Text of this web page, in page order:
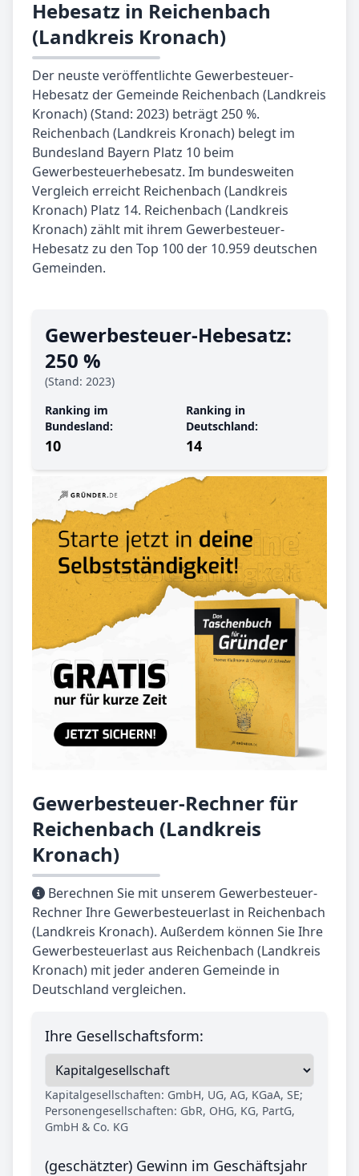
Hebesatz in Reichenbach
(Landkreis Kronach)
Der neuste veröffentlichte Gewerbesteuer-
Hebesatz der Gemeinde Reichenbach (Landkreis
Kronach) (Stand: 2023) beträgt 250 %.
Reichenbach (Landkreis Kronach) belegt im
Bundesland Bayern Platz 10 beim
Gewerbesteuerhebesatz. Im bundesweiten
Vergleich erreicht Reichenbach (Landkreis
Kronach) Platz 14. Reichenbach (Landkreis
Kronach) zählt mit ihrem Gewerbesteuer-
Hebesatz zu den Top 100 der 10.959 deutschen
Gemeinden.
Gewerbe­steuer-Hebe­satz:
250 %
(Stand: 2023)
Ranking im
Bundesland:
10
Ranking in
Deutschland:
14
Gewerbesteuer-Rechner für
Reichenbach (Landkreis
Kronach)
Berechnen Sie mit unserem Gewerbesteuer-
Rechner Ihre Gewerbesteuerlast in Reichenbach
(Landkreis Kronach). Außerdem können Sie Ihre
Gewerbesteuerlast aus Reichenbach (Landkreis
Kronach) mit jeder anderen Gemeinde in
Deutschland vergleichen.
Ihre Gesellschaftsform:
Kapitalgesellschaften: GmbH, UG, AG, KGaA, SE;
Personengesellschaften: GbR, OHG, KG, PartG,
GmbH & Co. KG
(geschätzter) Gewinn im Geschäftsjahr